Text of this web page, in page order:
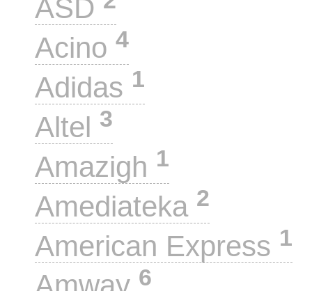
ASD
Acino 4
Adidas 1
Altel 3
Amazigh 1
Amediateka 2
American Express 1
6